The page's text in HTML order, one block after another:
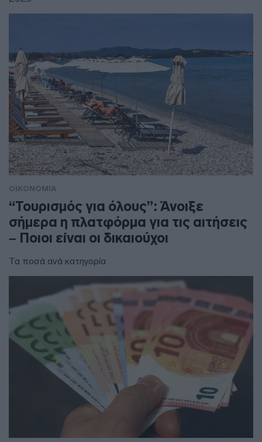
ΟΙΚΟΝΟΜΙΑ
“Τουρισμός για όλους”: Άνοιξε
σήμερα η πλατφόρμα για τις αιτήσεις
– Ποιοι είναι οι δικαιούχοι
Τα ποσά ανά κατηγορία